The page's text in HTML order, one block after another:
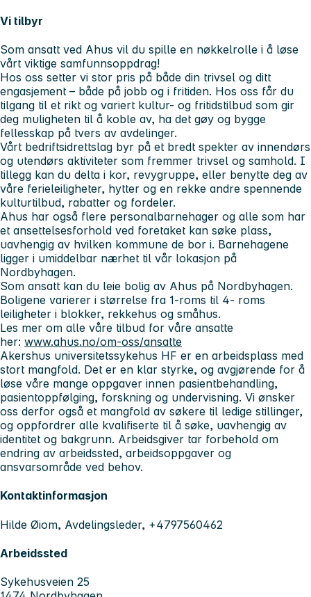
Vi tilbyr
Som ansatt ved Ahus vil du spille en nøkkelrolle i å løse
vårt viktige samfunnsoppdrag!
Hos oss setter vi stor pris på både din trivsel og ditt
engasjement – både på jobb og i fritiden. Hos oss får du
tilgang til et rikt og variert kultur- og fritidstilbud som gir
deg muligheten til å koble av, ha det gøy og bygge
fellesskap på tvers av avdelinger.
Vårt bedriftsidrettslag byr på et bredt spekter av innendørs
og utendørs aktiviteter som fremmer trivsel og samhold. I
tillegg kan du delta i kor, revygruppe, eller benytte deg av
våre ferieleiligheter, hytter og en rekke andre spennende
kulturtilbud, rabatter og fordeler.
Ahus har også flere personalbarnehager og alle som har
et ansettelsesforhold ved foretaket kan søke plass,
uavhengig av hvilken kommune de bor i. Barnehagene
ligger i umiddelbar nærhet til vår lokasjon på
Nordbyhagen.
Som ansatt kan du leie bolig av Ahus på Nordbyhagen.
Boligene varierer i størrelse fra 1-roms til 4- roms
leiligheter i blokker, rekkehus og småhus.
Les mer om alle våre tilbud for våre ansatte
her: www.ahus.no/om-oss/ansatte
Akershus universitetssykehus HF er en arbeidsplass med
stort mangfold. Det er en klar styrke, og avgjørende for å
løse våre mange oppgaver innen pasientbehandling,
pasientoppfølging, forskning og undervisning. Vi ønsker
oss derfor også et mangfold av søkere til ledige stillinger,
og oppfordrer alle kvalifiserte til å søke, uavhengig av
identitet og bakgrunn. Arbeidsgiver tar forbehold om
endring av arbeidssted, arbeidsoppgaver og
ansvarsområde ved behov.
Kontaktinformasjon
Hilde Øiom, Avdelingsleder, +4797560462
Arbeidssted
Sykehusveien 25